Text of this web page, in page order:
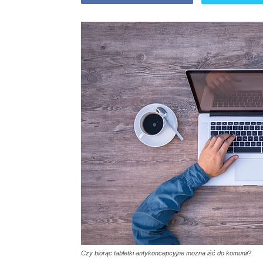
Czy biorąc tabletki antykoncepcyjne można iść do komunii?